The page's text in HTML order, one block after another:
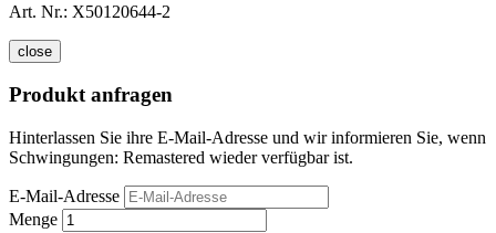
Art. Nr.: X50120644-2
close
Produkt anfragen
Hinterlassen Sie ihre E-Mail-Adresse und wir informieren Sie, wenn
Schwingungen: Remastered wieder verfügbar ist.
E-Mail-Adresse
Menge